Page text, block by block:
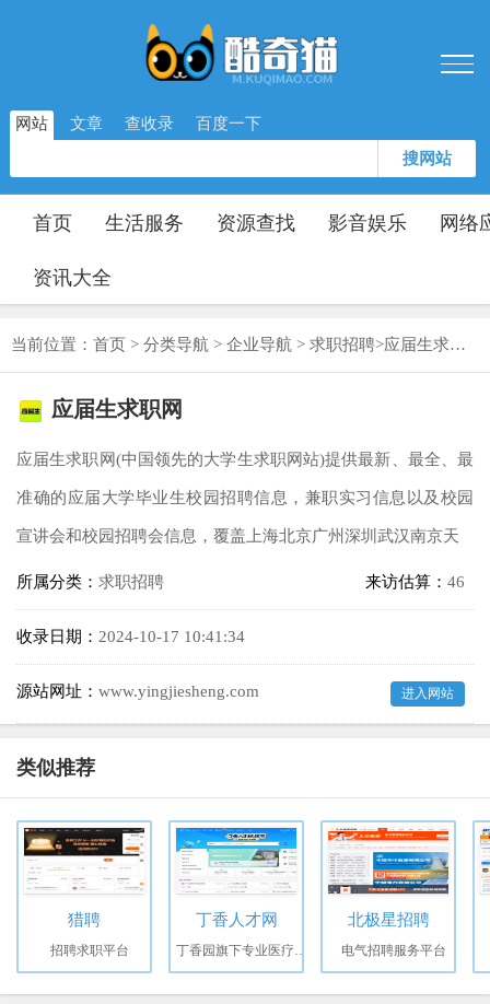
网站 文章 查收录 百度一下
搜网站
首页 生活服务 资源查找 影音娱乐 网络
资讯大全
当前位置： 首页 > 分类导航 > 企业导航 > 求职招聘>应届生求职网
应届生求职网
应届生求职网(中国领先的大学生求职网站)提供最新、最全、最
准确的应届大学毕业生校园招聘信息，兼职实习信息以及校园
宣讲会和校园招聘会信息，覆盖上海北京广州深圳武汉南京天
所属分类： 求职招聘 来访估算： 46
收录日期： 2024-10-17 10:41:34
源站网址： www.yingjiesheng.com 进入网站
类似推荐
猎聘
招聘求职平台
丁香人才网 北极星招聘
电气招聘服务平台